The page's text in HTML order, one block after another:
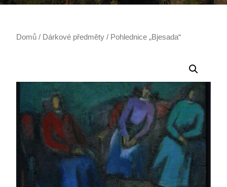
Domů / Dárkové předměty / Pohlednice „Bjesada“